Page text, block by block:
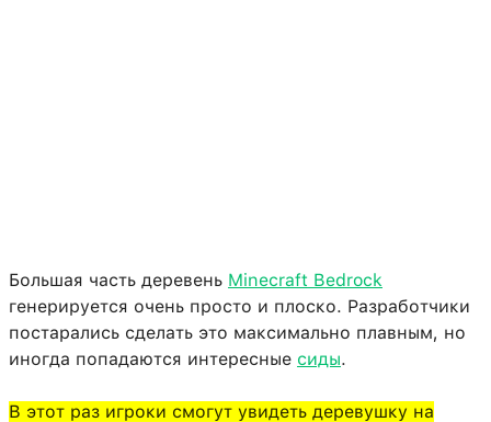
Большая часть деревень Minecraft Bedrock
генерируется очень просто и плоско. Разработчики
постарались сделать это максимально плавным, но
иногда попадаются интересные сиды.
В этот раз игроки смогут увидеть деревушку на